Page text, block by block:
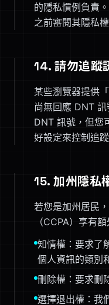
的隱私慣例負責
之前審閱其隱私
14. 請勿追蹤
某些瀏覽器提供
尚無回應 DNT
DNT 訊號，但您
好設定來控制追蹤
15. 加州隱私
若您是加州居民
（CCPA）享有額
知情權：要求了
個人資訊的類別
刪除權：要求刪
選擇退出權：我